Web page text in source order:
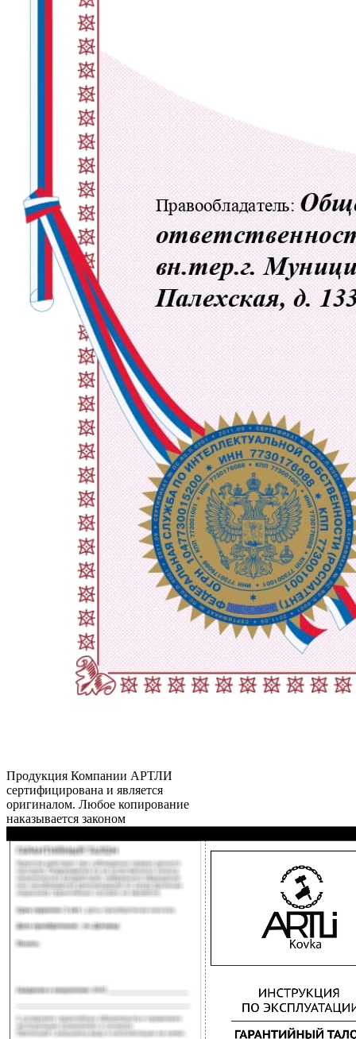
Продукция Компании АРТЛИ
сертифицирована и является
оригиналом. Любое копирование
наказывается законом